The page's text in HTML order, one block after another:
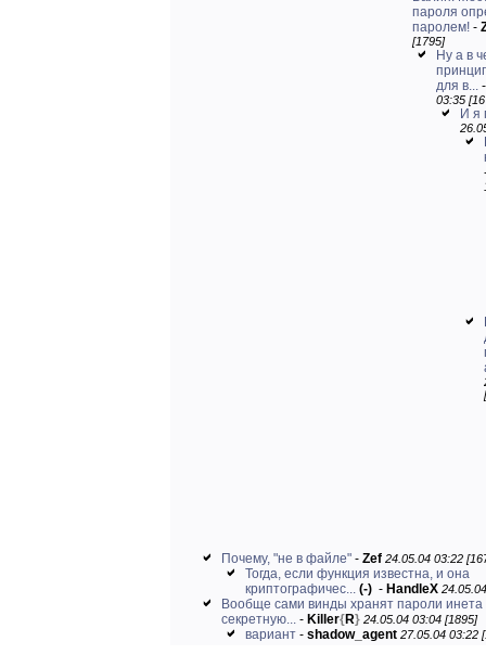
пароля
паролем! -
[1795]
Ну а в
для в...
03:35
И я
Почему, "не в файле" - Zef 24.05.04 03:22
Тогда, если функция известна, и она
криптографичес... (-) - HandleX
Вообще сами винды хранят пароли инета
секретную... - Killer{R} 24.05.04 03:04 [1895]
вариант - shadow_agent 27.05.04 03:22